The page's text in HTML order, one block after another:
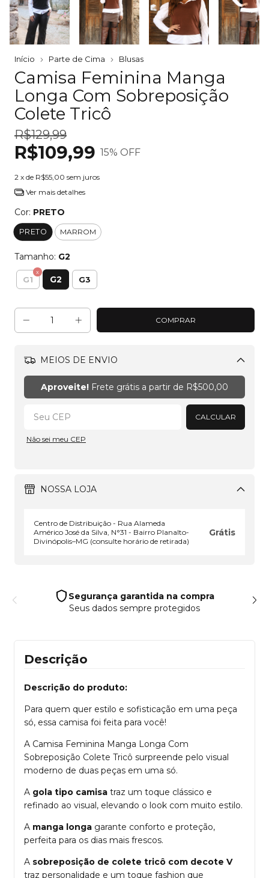
Início Parte de Cima Blusas
Camisa Feminina Manga
Longa Com Sobreposição
Colete Tricô
R$129,99
R$109,99 15% OFF
2 x de R$55,00 sem juros
Ver mais detalhes
Cor: PRETO
PRETO MARROM
Tamanho: G2
G1 G2 G3
MEIOS DE ENVIO
Alterar CEP
Aproveite! Frete grátis a partir de R$500,00
CALCULAR
Não sei meu CEP
NOSSA LOJA
Centro de Distribuição - Rua Alameda
Américo José da Silva, N°31 - Bairro Planalto-
Divinópolis–MG (consulte horário de retirada)
Grátis
Segurança garantida na compra
Seus dados sempre protegidos
Descrição
Descrição do produto:
Para quem quer estilo e sofisticação em uma peça
só, essa camisa foi feita para você!
A Camisa Feminina Manga Longa Com
Sobreposição Colete Tricô surpreende pelo visual
moderno de duas peças em uma só.
A gola tipo camisa traz um toque clássico e
refinado ao visual, elevando o look com muito estilo.
A manga longa garante conforto e proteção,
perfeita para os dias mais frescos.
A sobreposição de colete tricô com decote V
traz personalidade e um toque fashion que